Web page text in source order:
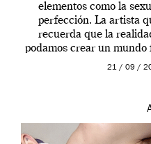
elementos como la
perfección. La artista
recuerda que la
podamos crear un
que los humanos
21 / 09 /